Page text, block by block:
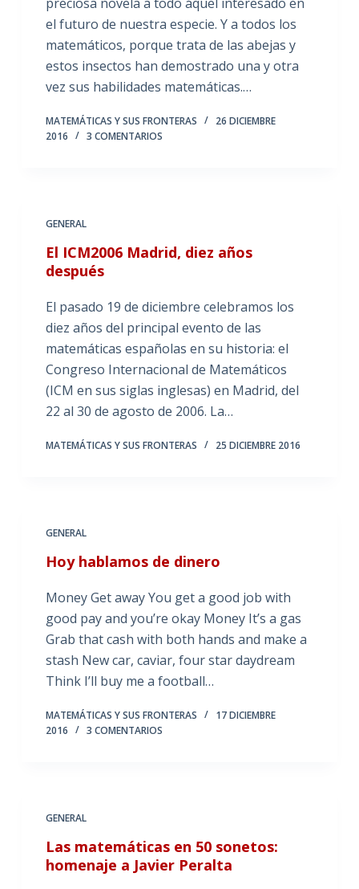
el futuro de nuestra especie. Y a todos los
matemáticos, porque trata de las abejas y
estos insectos han demostrado una y otra
vez sus habilidades matemáticas.…
MATEMÁTICAS Y SUS FRONTERAS
26 DICIEMBRE
2016
3 COMENTARIOS
GENERAL
El ICM2006 Madrid, diez años
después
El pasado 19 de diciembre celebramos los
diez años del principal evento de las
matemáticas españolas en su historia: el
Congreso Internacional de Matemáticos
(ICM en sus siglas inglesas) en Madrid, del
22 al 30 de agosto de 2006. La…
MATEMÁTICAS Y SUS FRONTERAS 25 DICIEMBRE 2016
GENERAL
Hoy hablamos de dinero
Money Get away You get a good job with
good pay and you’re okay Money It’s a gas
Grab that cash with both hands and make a
stash New car, caviar, four star daydream
Think I’ll buy me a football…
MATEMÁTICAS Y SUS FRONTERAS
17 DICIEMBRE
2016
3 COMENTARIOS
GENERAL
Las matemáticas en 50 sonetos:
homenaje a Javier Peralta